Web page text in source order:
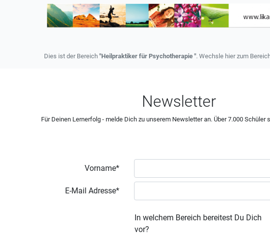
Dies ist der Bereich "Heilpraktiker für Psychotherapie ". Wechsle hier zum
Newsletter
Für Deinen Lernerfolg - melde Dich zu unserem Newsletter an. Über 7.000 Schüler
Vorname*
E-Mail Adresse*
In welchem Bereich bereitest Du Dich
vor?